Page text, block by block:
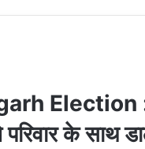
Election :
के साथ